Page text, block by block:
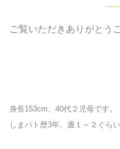
ご覧いただきありがとう
身長153cm、40代２児母です。
しまパト歴3年、週１～２ぐら